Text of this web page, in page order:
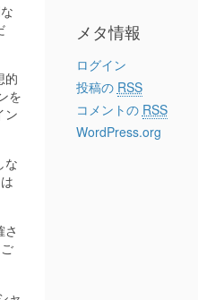
的
を
ン
な
メタ情報
ログイン
投稿の RSS
コメントの RSS
WordPress.org